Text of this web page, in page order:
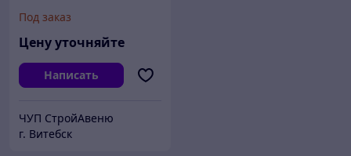
Под заказ
Цену уточняйте
Написать
ЧУП СтройАвеню
г. Витебск